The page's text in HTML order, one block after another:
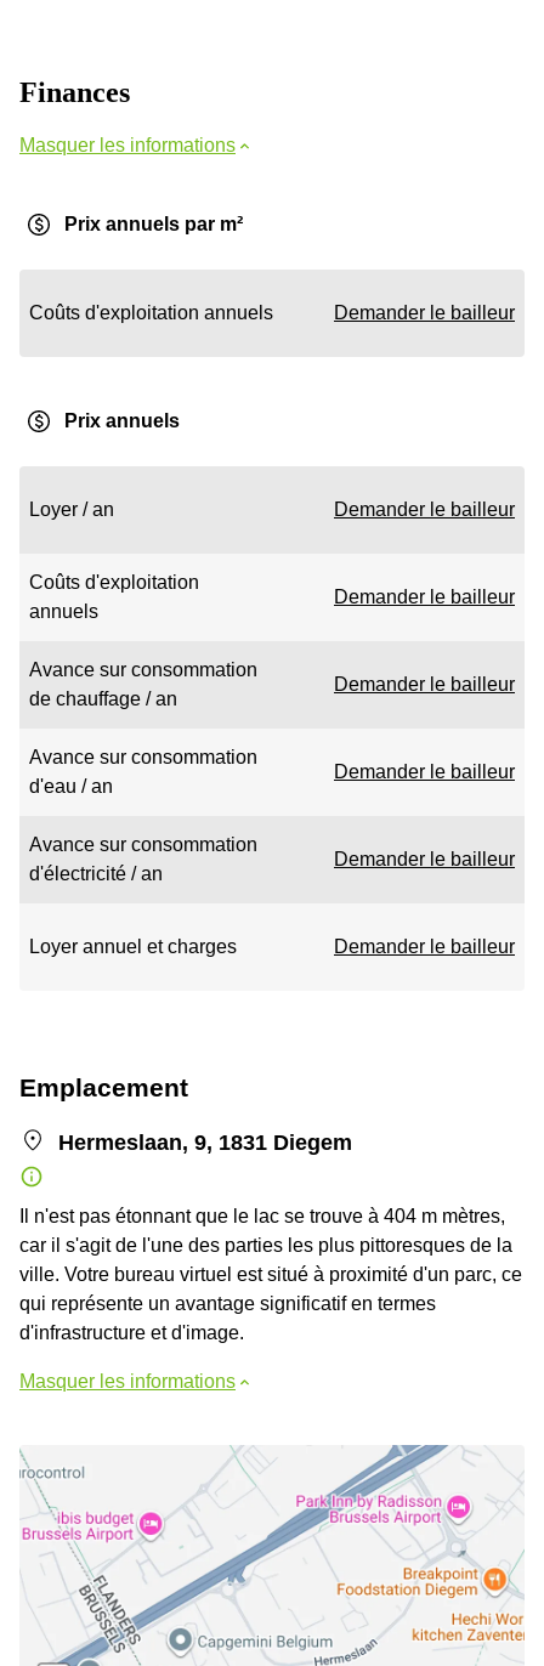
Finances
Masquer les informations
Prix annuels par m²
Coûts d'exploitation annuels Demander le bailleur
Prix annuels
Loyer / an Demander le bailleur
Coûts d'exploitation
annuels
Demander le bailleur
Avance sur consommation
de chauffage / an
Demander le bailleur
Avance sur consommation
d'eau / an
Demander le bailleur
Avance sur consommation
d'électricité / an
Demander le bailleur
Loyer annuel et charges Demander le bailleur
Emplacement
Hermeslaan, 9, 1831 Diegem
Il n'est pas étonnant que le lac se trouve à 404 m mètres,
car il s'agit de l'une des parties les plus pittoresques de la
ville. Votre bureau virtuel est situé à proximité d'un parc, ce
qui représente un avantage significatif en termes
d'infrastructure et d'image.
Masquer les informations